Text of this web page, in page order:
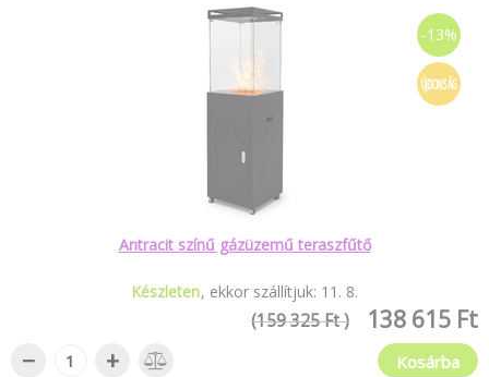
-13%
ÚJDONSÁG
Antracit színű gázüzemű teraszfűtő
Készleten ekkor szállítjuk: 11 . 8.
138 615 Ft
(159 325 Ft )
− + Kosárba